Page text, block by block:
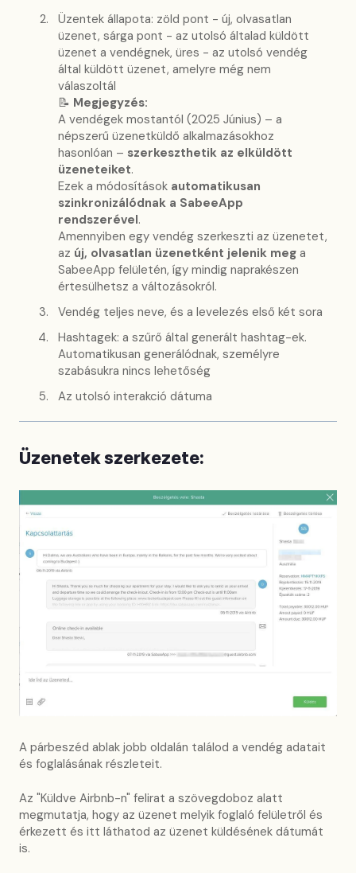
Üzentek állapota: zöld pont - új, olvasatlan
üzenet, sárga pont - az utolsó általad küldött
üzenet a vendégnek, üres - az utolsó vendég
által küldött üzenet, amelyre még nem
válaszoltál
📝 Megjegyzés:
A vendégek mostantól (2025 Június) – a
népszerű üzenetküldő alkalmazásokhoz
hasonlóan – szerkeszthetik az elküldött
üzeneteiket.
Ezek a módosítások automatikusan
szinkronizálódnak a SabeeApp
rendszerével.
Amennyiben egy vendég szerkeszti az üzenetet,
az új, olvasatlan üzenetként jelenik meg a
SabeeApp felületén, így mindig naprakészen
értesülhetsz a változásokról.
Vendég teljes neve, és a levelezés első két sora
Hashtagek: a szűrő által generált hashtag-ek.
Automatikusan generálódnak, személyre
szabásukra nincs lehetőség
Az utolsó interakció dátuma
Üzenetek szerkezete:
A párbeszéd ablak jobb oldalán találod a vendég adatait
és foglalásának részleteit.
Az "Küldve Airbnb-n" felirat a szövegdoboz alatt
megmutatja, hogy az üzenet melyik foglaló felületről és
érkezett és itt láthatod az üzenet küldésének dátumát
is.